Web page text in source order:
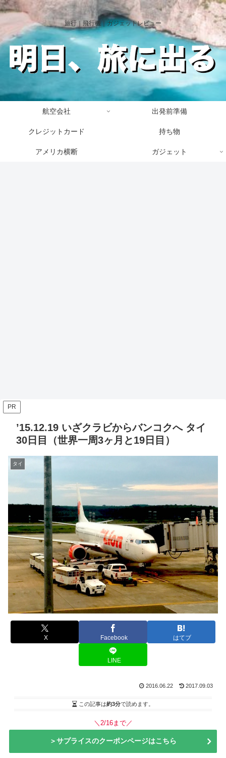
旅行｜飛行機｜ガジェットレビュー
航空会社 出発前準備
クレジットカード 持ち物
アメリカ横断 ガジェット
PR
’15.12.19 いざクラビからバンコクへ タイ
30日目（世界一周3ヶ月と19日目）
タイ
X Facebook はてブ
LINE
2016.06.22 2017.09.03
この記事は約3分で読めます。
＼2/16まで／
＞サプライスのクーポンページはこちら